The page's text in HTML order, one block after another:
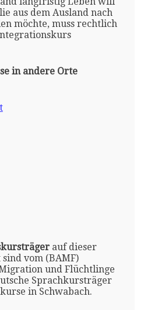
aus dem Ausland nach
möchte, muss rechtlich
in andere Orte
auf dieser
vom (BAMF)
und Flüchtlinge
Sprachkursträger
in Schwabach.